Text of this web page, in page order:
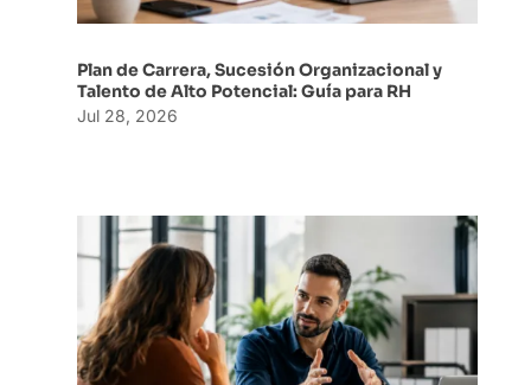
Plan de Carrera, Sucesión Organizacional y
Talento de Alto Potencial: Guía para RH
Jul 28, 2026